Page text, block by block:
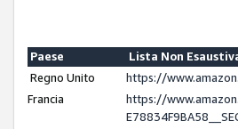
Paese
Lista Non
Regno Unito
https://
Francia
https://